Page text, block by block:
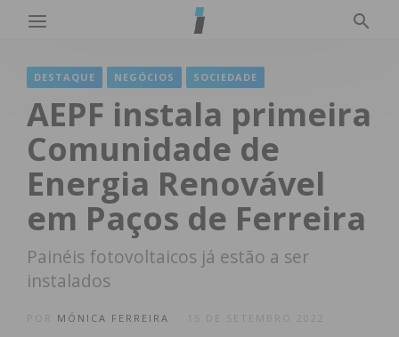
DESTAQUE NEGÓCIOS SOCIEDADE
AEPF instala primeira
Comunidade de
Energia Renovável
em Paços de Ferreira
Painéis fotovoltaicos já estão a ser
instalados
MÓNICA FERREIRA 15 DE SETEMBRO 2022